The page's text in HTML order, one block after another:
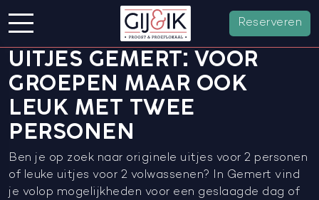
Reserveren
UITJES GEMERT: VOOR
GROEPEN MAAR OOK
LEUK MET TWEE
PERSONEN
Ben je op zoek naar originele uitjes voor 2 personen
of leuke uitjes voor 2 volwassenen? In Gemert vind
je volop mogelijkheden voor een geslaagde dag of